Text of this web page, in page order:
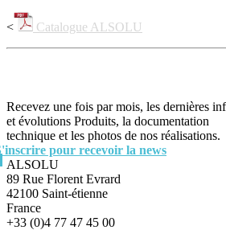
< Catalogue ALSOLU
Recevez une fois par mois, les dernières
et évolutions Produits, la documentation
technique et les photos de nos réalisations.
pour recevoir la news
ALSOLU
89 Rue Florent Evrard
42100 Saint-étienne
France
+33 (0)4 77 47 45 00